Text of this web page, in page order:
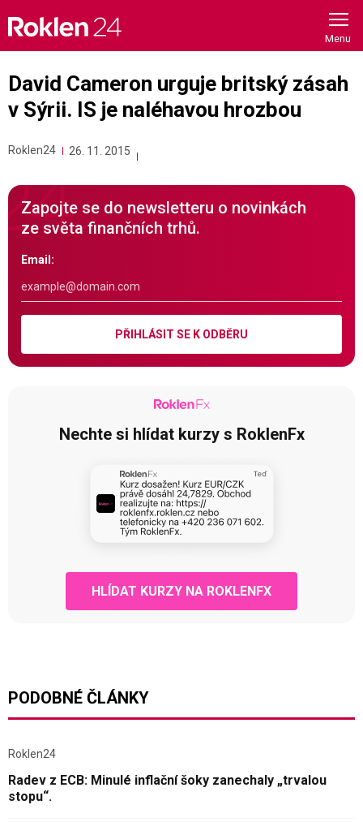
content
David Cameron urguje britský zásah
v Sýrii. IS je naléhavou hrozbou
Roklen24 26. 11. 2015
Zapojte se do newsletteru o novinkách
ze světa finančních trhů.
Email:
PŘIHLÁSIT SE K ODBĚRU
Nechte si hlídat kurzy s RoklenFx
HLÍDAT KURZY NA ROKLENFX
PODOBNÉ ČLÁNKY
Roklen24
Radev z ECB: Minulé inflační šoky zanechaly „trvalou
stopu“.